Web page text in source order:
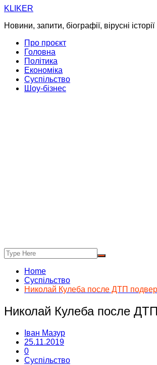
Skip
content
KLIKER
Новини, запити, біографії, вірусні історії
Про проєкт
Головна
Політика
Економіка
Суспільство
Шоу-бізнес
Home
Суспільство
Николай Кулеба после ДТП
Николай Кулеба после
Іван Мазур
25.11.2019
0
Суспільство